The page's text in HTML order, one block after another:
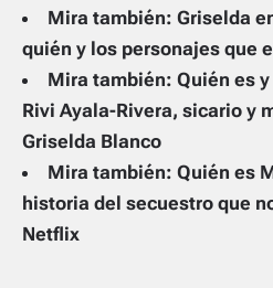
Mira también: Griselda
quién y los personajes que
Mira también: Quién es
Rivi Ayala-Rivera, sicario y
Griselda Blanco
Mira también: Quién es
historia del secuestro que
Netflix